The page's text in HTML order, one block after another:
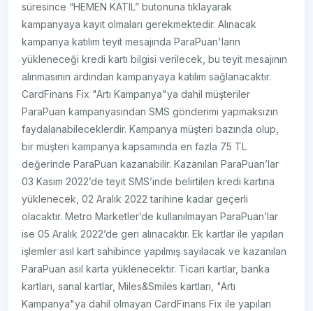
süresince “HEMEN KATIL” butonuna tıklayarak
kampanyaya kayıt olmaları gerekmektedir. Alınacak
kampanya katılım teyit mesajında ParaPuan'ların
yükleneceği kredi kartı bilgisi verilecek, bu teyit mesajının
alınmasının ardından kampanyaya katılım sağlanacaktır.
CardFinans Fix "Artı Kampanya"ya dahil müşteriler
ParaPuan kampanyasından SMS gönderimi yapmaksızın
faydalanabileceklerdir. Kampanya müşteri bazında olup,
bir müşteri kampanya kapsamında en fazla 75 TL
değerinde ParaPuan kazanabilir. Kazanılan ParaPuan’lar
03 Kasım 2022’de teyit SMS’inde belirtilen kredi kartına
yüklenecek, 02 Aralık 2022 tarihine kadar geçerli
olacaktır. Metro Marketler’de kullanılmayan ParaPuan’lar
ise 05 Aralık 2022’de geri alınacaktır. Ek kartlar ile yapılan
işlemler asıl kart sahibince yapılmış sayılacak ve kazanılan
ParaPuan asıl karta yüklenecektir. Ticari kartlar, banka
kartları, sanal kartlar, Miles&Smiles kartları, "Artı
Kampanya"ya dahil olmayan CardFinans Fix ile yapılan